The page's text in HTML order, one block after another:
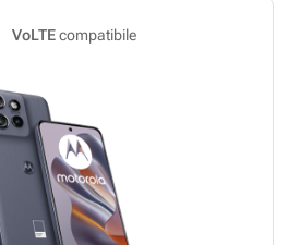
VoLTEcompatibile